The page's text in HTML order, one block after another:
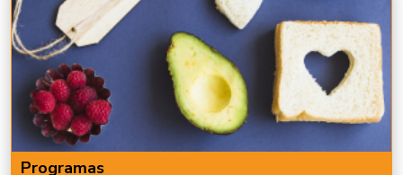
Programas